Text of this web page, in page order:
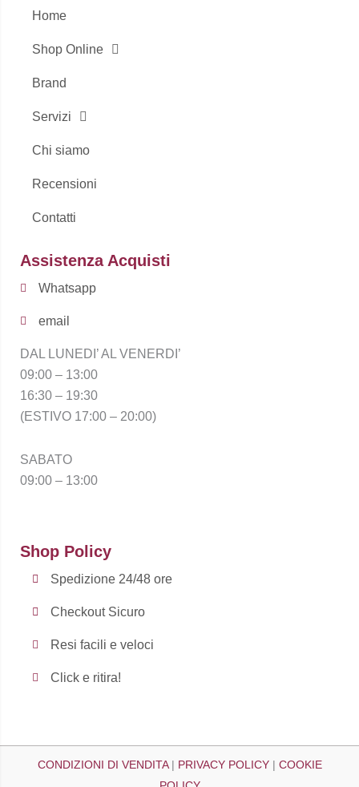
-
f
Home
Shop Online
Brand
Servizi
Chi siamo
Recensioni
Contatti
Assistenza Acquisti
Whatsapp
email
DAL LUNEDI’ AL VENERDI’
09:00 – 13:00
16:30 – 19:30
(ESTIVO 17:00 – 20:00)
SABATO
09:00 – 13:00
Shop Policy
Spedizione 24/48 ore
Checkout Sicuro
Resi facili e veloci
Click e ritira!
CONDIZIONI DI VENDITA| PRIVACY POLICY| COOKIE